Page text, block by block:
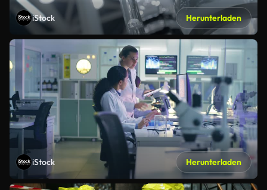
iStock Herunterladen
iStock Herunterladen